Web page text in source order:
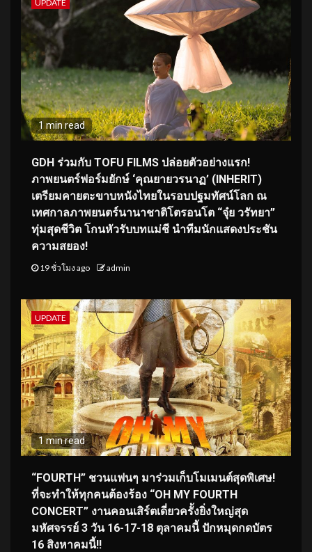
UPDATE
1 min read
GDH ร่วมกับ TOFU FILMS ปล่อยตัวอย่างแรก!
ภาพยนตร์ฟอร์มยักษ์ ‘คุณยายวรนาฏ’ (INHERIT)
เตรียมคายตะขาบหนังไทยในรอบปฐมทัศน์โลก ณ
เทศกาลภาพยนตร์นานาชาติโตรอนโต “จุ๋ย วรัทยา”
ทุ่มสุดชีวิต โกนหัวรับบทแม่ชี นำทีมนักแสดงประชัน
ความสยอง!
19 ชั่วโมง ago admin
UPDATE
1 min read
“FOURTH” ชวนแฟนๆ มาร่วมเก็บโมเมนต์สุดพิเศษ!
ที่จะทำให้ทุกคนต้องร้อง “OH MY FOURTH
CONCERT” งานคอนเสิร์ตเดี่ยวครั้งยิ่งใหญ่สุด
มหัศจรรย์ 3 วัน 16-17-18 ตุลาคมนี้ ปักหมุดกดบัตร
16 สิงหาคมนี้!!